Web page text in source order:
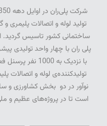
تولید لوله و اتصالات
پلی­ ران با چهار واحد تولیدی
با نزدیک به 1000
تولیدکننده‌ی لوله و اتصالات
نوآور در دو بخش کشاورزی و
است تا در پروژه‌های عظیم و